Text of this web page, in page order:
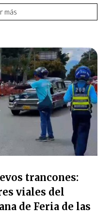
más
trancones:
viales del
de Feria de las